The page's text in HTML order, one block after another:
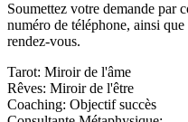
Soumettez votre demande par
numéro de téléphone, ainsi
rendez-vous.
Tarot: Miroir de l'âme
Rêves: Miroir de l'être
Coaching: Objectif succès